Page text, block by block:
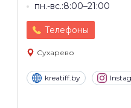
пн.-вс.:8:00–21:00
Телефоны
Сухарево
kreatiff.by